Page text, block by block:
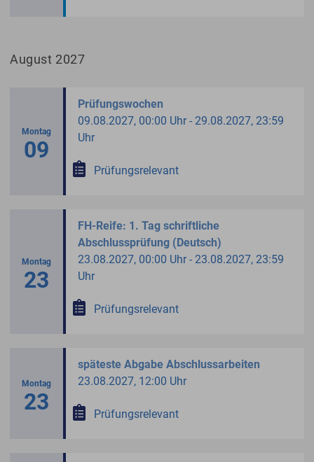
August 2027
Montag
09
Prüfungswochen
09.08.2027, 00:00 Uhr - 29.08.2027, 23:59
Uhr
Prüfungsrelevant
Montag
23
FH-Reife: 1. Tag schriftliche
Abschlussprüfung (Deutsch)
23.08.2027, 00:00 Uhr - 23.08.2027, 23:59
Uhr
Prüfungsrelevant
Montag
23
späteste Abgabe Abschlussarbeiten
23.08.2027, 12:00 Uhr
Prüfungsrelevant